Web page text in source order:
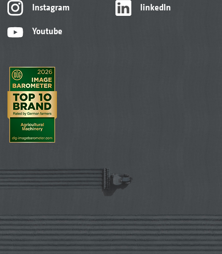
Instagram
Youtube
linkedIn